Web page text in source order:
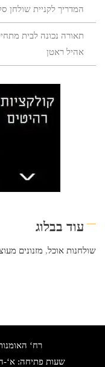
המדריך לקניית שולחן
תאורה נכונה לבית
אהיל ראטן
עוד בבלוג
שולחנות אוכל, מזנונים
רח‘ האומנות 20 , א.ת חדש נתניה,
שעות פתיחה: א‘-ה‘ 10:00-18:00 , שישי: 9:00-